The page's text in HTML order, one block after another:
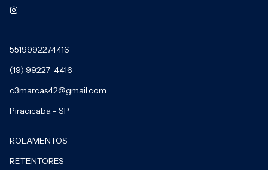
5519992274416
(19) 99227-4416
c3marcas42@gmail.com
Piracicaba - SP
ROLAMENTOS
RETENTORES